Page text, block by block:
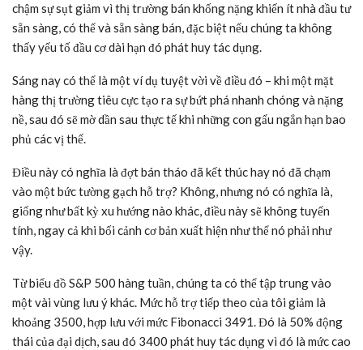
chậm sự sụt giảm vì thị trường bán khống nặng khiến ít nhà đầu tư
sẵn sàng, có thể và sẵn sàng bán, đặc biệt nếu chúng ta không
thấy yếu tố đầu cơ dài hạn đó phát huy tác dụng.
Sáng nay có thể là một ví dụ tuyệt vời về điều đó – khi một mặt
hàng thị trường tiêu cực tạo ra sự bứt phá nhanh chóng và nặng
nề, sau đó sẽ mờ dần sau thực tế khi những con gấu ngắn hạn bao
phủ các vị thế.
Điều này có nghĩa là đợt bán tháo đã kết thúc hay nó đã chạm
vào một bức tường gạch hỗ trợ? Không, nhưng nó có nghĩa là,
giống như bất kỳ xu hướng nào khác, điều này sẽ không tuyến
tính, ngay cả khi bối cảnh cơ bản xuất hiện như thể nó phải như
vậy.
Từ biểu đồ S&P 500 hàng tuần, chúng ta có thể tập trung vào
một vài vùng lưu ý khác. Mức hỗ trợ tiếp theo của tôi giảm là
khoảng 3500, hợp lưu với mức Fibonacci 3491. Đó là 50% động
thái của đại dịch, sau đó 3400 phát huy tác dụng vì đó là mức cao